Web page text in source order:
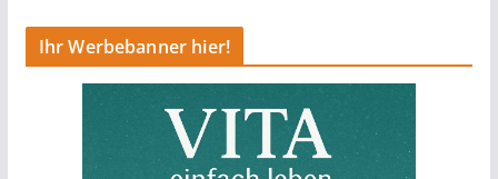
Ihr Werbebanner hier!